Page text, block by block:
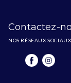
Contactez-
NOS RÉSEAUX SOCIAUX